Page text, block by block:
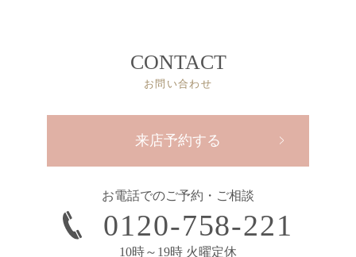
CONTACT
お問い合わせ
来店予約する
お電話でのご予約・ご相談
0120-758-221
10時～19時 火曜定休